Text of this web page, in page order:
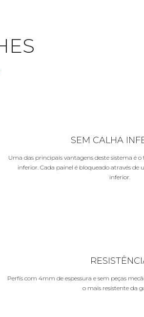
SEM CALHA
Uma das principais vantagens deste sistema é
inferior. Cada painel é bloqueado através de
inferior.
Perfís com 4mm de espessura e sem peças
o mais resistente da